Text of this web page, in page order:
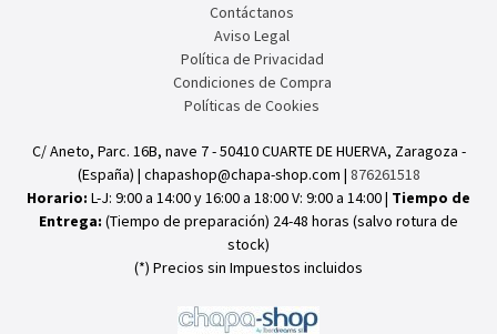
Contáctanos
Aviso Legal
Política de Privacidad
Condiciones de Compra
Políticas de Cookies
C/ Aneto, Parc. 16B, nave 7 - 50410 CUARTE DE HUERVA, Zaragoza -
(España) | chapashop@chapa-shop.com | 876261518
Horario: L-J: 9:00 a 14:00 y 16:00 a 18:00 V: 9:00 a 14:00 | Tiempo de
Entrega: (Tiempo de preparación) 24-48 horas (salvo rotura de
stock)
(*) Precios sin Impuestos incluidos